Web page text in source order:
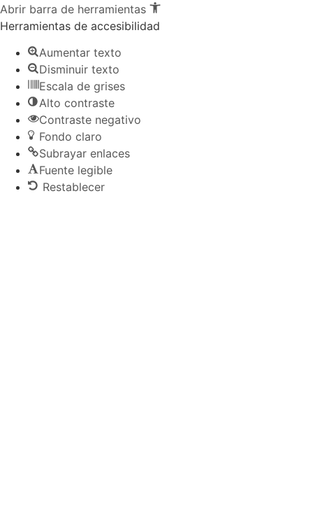
Abrir barra de herramientas
Herramientas de accesibilidad
Aumentar texto
Disminuir texto
Escala de grises
Alto contraste
Contraste negativo
Fondo claro
Subrayar enlaces
Fuente legible
Restablecer